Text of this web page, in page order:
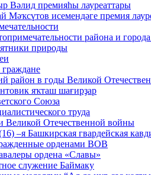
Вәлид премияһы лауреаттары
Мәҡсүтов исемендәге премия
района и
природы
район в годы Великой
яҡташ шағирҙар
Союза
труда
Великой Отечественной войны
–я Башкирская гвардейская
орденами ВОВ
ордена «Славы»
служение Баймаку